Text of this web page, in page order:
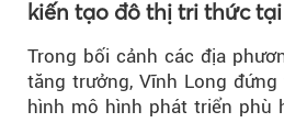
kiến tạo đô thị tri thức
Trong bối cảnh các địa
tăng trưởng, Vĩnh Long
hình mô hình phát triển phù